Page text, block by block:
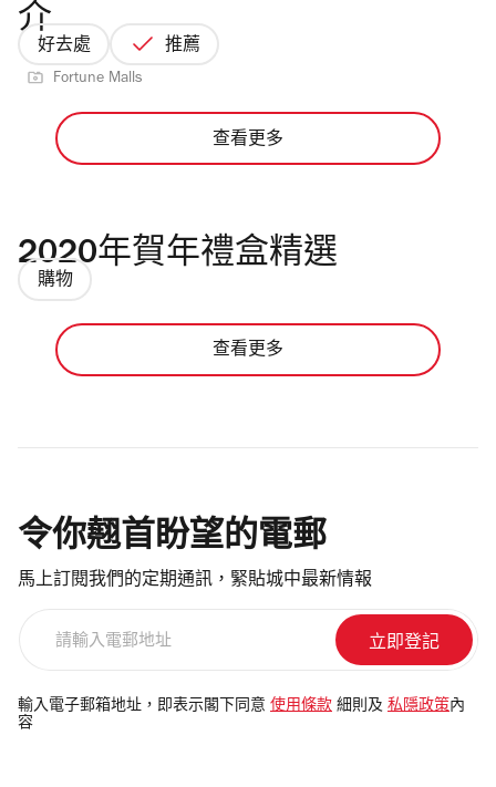
介
好去處 推薦
Fortune Malls
查看更多
2020年賀年禮盒精選
購物
查看更多
令你翹首盼望的電郵
馬上訂閱我們的定期通訊，緊貼城中最新情報
電
郵
輸入電子郵箱地址，即表示閣下同意 使用條款 細則及 私隱政策內
容